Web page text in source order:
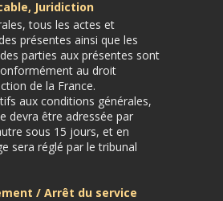
Juridiction
tous les actes et
présentes ainsi que les
parties aux présentes sont
au droit
de la France.
aux conditions générales,
devra être adressée par
sous 15 jours, et en
sera réglé par le tribunal
/ Arrêt du service